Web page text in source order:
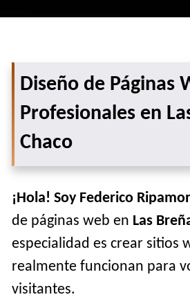
Diseño de Páginas
Profesionales en
Chaco
¡Hola! Soy Federico
de páginas web en Las
especialidad es crear sitios
realmente funcionan para
visitantes.